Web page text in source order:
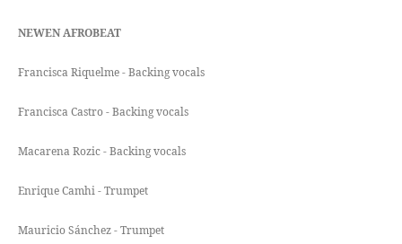
NEWEN AFROBEAT
Francisca Riquelme - Backing vocals
Francisca Castro - Backing vocals
Macarena Rozic - Backing vocals
Enrique Camhi - Trumpet
Mauricio Sánchez - Trumpet